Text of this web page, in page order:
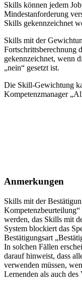
Skills können jedem
Mindestanforderung
Skills gekennzeichnet
Skills mit der
Fortschrittsberechnung
gekennzeichnet, wenn
„nein“ gesetzt ist.
Die Skill-Gewichtung
Kompetenzmanager
Anmerkungen
Skills mit der
werden, das Skills mit
System blockiert das
Bestätigungsart
In solchen Fällen
darauf hinweist, dass
verwenden müssen,
Lernenden als auch